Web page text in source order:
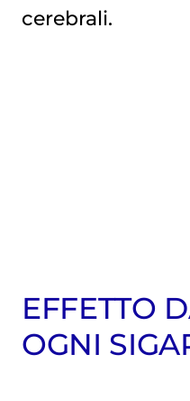
cerebrali.
EFFETTO
OGNI